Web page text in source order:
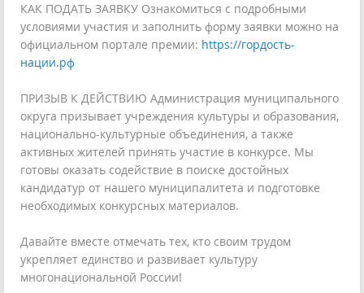
КАК ПОДАТЬ ЗАЯВКУ Ознакомиться с подробными
условиями участия и заполнить форму заявки можно на
официальном портале премии: https://гордость-
нации.рф
ПРИЗЫВ К ДЕЙСТВИЮ Администрация муниципального
округа призывает учреждения культуры и образования,
национально-культурные объединения, а также
активных жителей принять участие в конкурсе. Мы
готовы оказать содействие в поиске достойных
кандидатур от нашего муниципалитета и подготовке
необходимых конкурсных материалов.
Давайте вместе отмечать тех, кто своим трудом
укрепляет единство и развивает культуру
многонациональной России!